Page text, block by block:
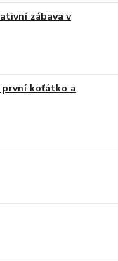
zábava v
první koťátko a